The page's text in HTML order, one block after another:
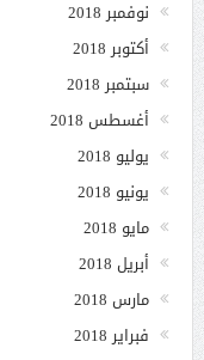
نوفمبر 2018
أكتوبر 2018
سبتمبر 2018
أغسطس 2018
يوليو 2018
يونيو 2018
مايو 2018
أبريل 2018
مارس 2018
فبراير 2018